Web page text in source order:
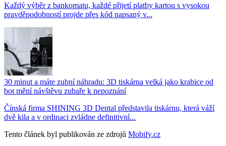
Každý výběr z bankomatu, každé přijetí platby kartou s vysokou
pravděpodobností projde přes kód napsaný v...
30 minut a máte zubní náhradu: 3D tiskárna velká jako krabice od
bot mění návštěvu zubaře k nepoznání
Čínská firma SHINING 3D Dental představila tiskárnu, která váží
dvě kila a v ordinaci zvládne definitivní...
Tento článek byl publikován ze zdrojů Mobify.cz